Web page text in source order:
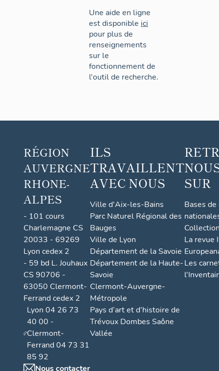
Une aide en ligne
est disponible ici
pour plus de
renseignements
sur le
fonctionnement de
l'outil de recherche.
RÉGION
AUVERGNE
RHONE-
ALPES
- 101 cours
Charlemagne CS
20033 - 69269
Lyon cedex 2
- 59 bd L. Jouhaux
CS 90706 -
63050 Clermont-
Ferrand cedex 2
Lyon 04 26 73
40 00 -
Clermont-
Ferrand 04 73 31
85 92
Nous contacter
ILS
TRAVAILLENT
AVEC NOUS
Ville d'Aix-les-Bains
Parc Naturel Régional des
Bauges
Ville de Lyon
Département de la Savoie
Département de la Haute-
Savoie
Clermont-Auvergne-
Métropole
Pays d’art et d’histoire de
Trévoux Dombes Saône
Vallée
SUR
Bases
La revue
Les